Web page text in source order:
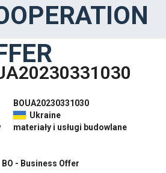
BOUA20230331030
Ukraine
materiały i usługi budowlane
BO - Business Offer